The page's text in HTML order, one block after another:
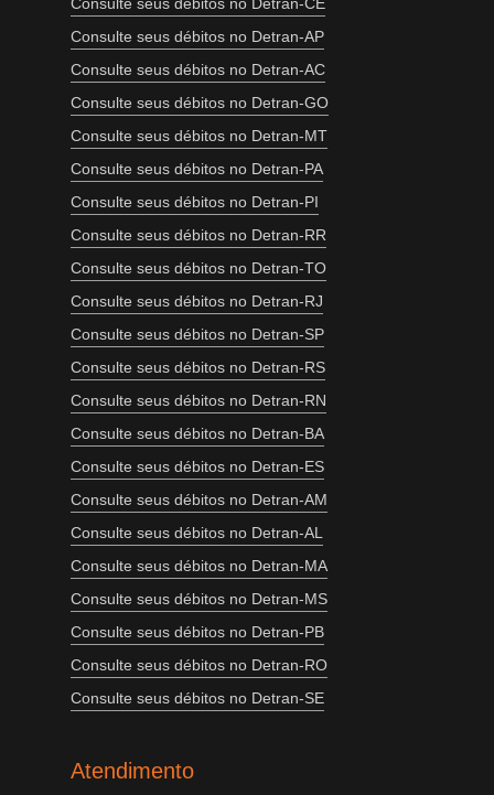
Consulte seus débitos no Detran-AP
Consulte seus débitos no Detran-AC
Consulte seus débitos no Detran-GO
Consulte seus débitos no Detran-MT
Consulte seus débitos no Detran-PA
Consulte seus débitos no Detran-PI
Consulte seus débitos no Detran-RR
Consulte seus débitos no Detran-TO
Consulte seus débitos no Detran-RJ
Consulte seus débitos no Detran-SP
Consulte seus débitos no Detran-RS
Consulte seus débitos no Detran-RN
Consulte seus débitos no Detran-BA
Consulte seus débitos no Detran-ES
Consulte seus débitos no Detran-AM
Consulte seus débitos no Detran-AL
Consulte seus débitos no Detran-MA
Consulte seus débitos no Detran-MS
Consulte seus débitos no Detran-PB
Consulte seus débitos no Detran-RO
Consulte seus débitos no Detran-SE
Atendimento